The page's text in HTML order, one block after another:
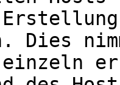
Dies
einzeln